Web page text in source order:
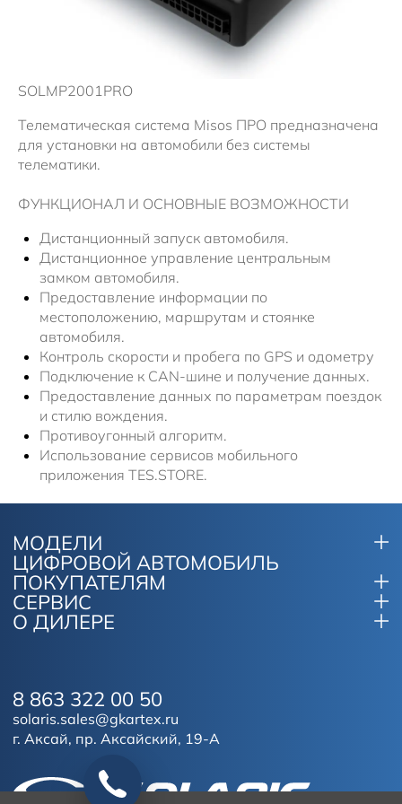
Новости
SOLMP2001PRO
Телематическая система Misos ПРО предназначена
для установки на автомобили без системы
телематики.
ФУНКЦИОНАЛ И ОСНОВНЫЕ ВОЗМОЖНОСТИ
Дистанционный запуск автомобиля.
Дистанционное управление центральным
замком автомобиля.
Предоставление информации по
местоположению, маршрутам и стоянке
автомобиля.
Контроль скорости и пробега по GPS и одометру
Подключение к CAN-шине и получение данных.
Предоставление данных по параметрам поездок
и стилю вождения.
Противоугонный алгоритм.
Использование сервисов мобильного
приложения TES.STORE.
МОДЕЛИ
ЦИФРОВОЙ АВТОМОБИЛЬ
ПОКУПАТЕЛЯМ
СЕРВИС
О ДИЛЕРЕ
г. Аксай, пр. Аксайский, 19-А
8 863 322 00 50
solaris.sales@gkartex.ru